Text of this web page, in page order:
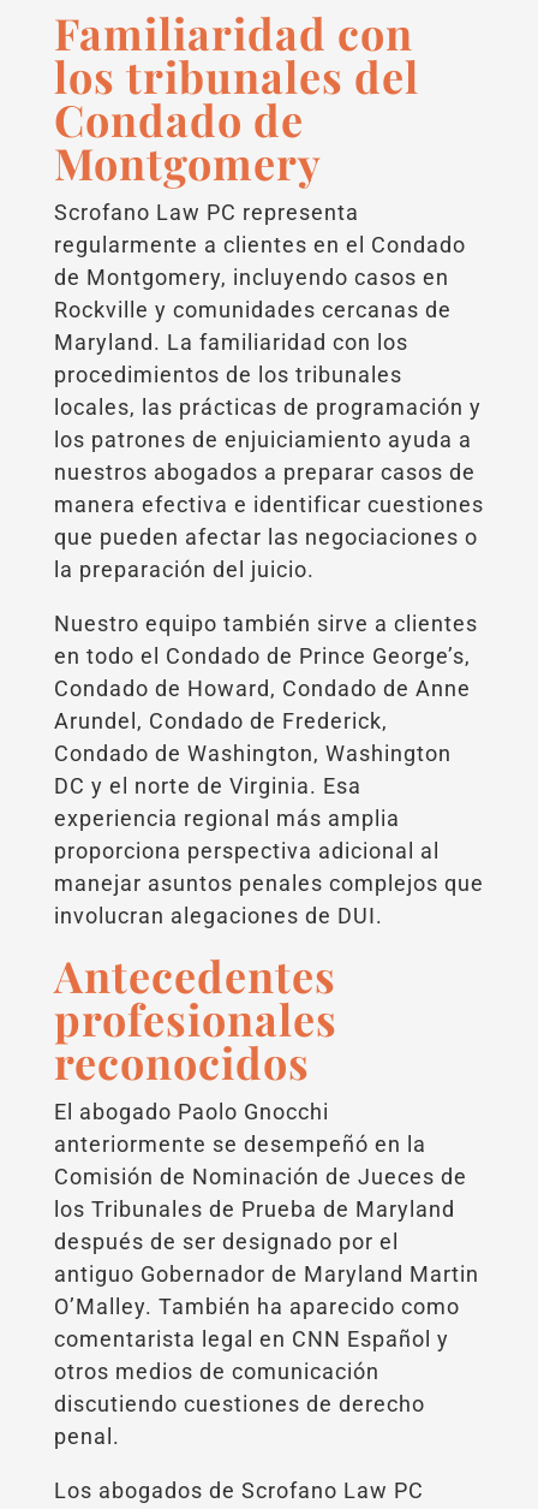
Familiaridad con
los tribunales del
Condado de
Montgomery
Scrofano Law PC representa
regularmente a clientes en el Condado
de Montgomery, incluyendo casos en
Rockville y comunidades cercanas de
Maryland. La familiaridad con los
procedimientos de los tribunales
locales, las prácticas de programación y
los patrones de enjuiciamiento ayuda a
nuestros abogados a preparar casos de
manera efectiva e identificar cuestiones
que pueden afectar las negociaciones o
la preparación del juicio.
Nuestro equipo también sirve a clientes
en todo el Condado de Prince George’s,
Condado de Howard, Condado de Anne
Arundel, Condado de Frederick,
Condado de Washington, Washington
DC y el norte de Virginia. Esa
experiencia regional más amplia
proporciona perspectiva adicional al
manejar asuntos penales complejos que
involucran alegaciones de DUI.
Antecedentes
profesionales
reconocidos
El abogado Paolo Gnocchi
anteriormente se desempeñó en la
Comisión de Nominación de Jueces de
los Tribunales de Prueba de Maryland
después de ser designado por el
antiguo Gobernador de Maryland Martin
O’Malley. También ha aparecido como
comentarista legal en CNN Español y
otros medios de comunicación
discutiendo cuestiones de derecho
penal.
Los abogados de Scrofano Law PC